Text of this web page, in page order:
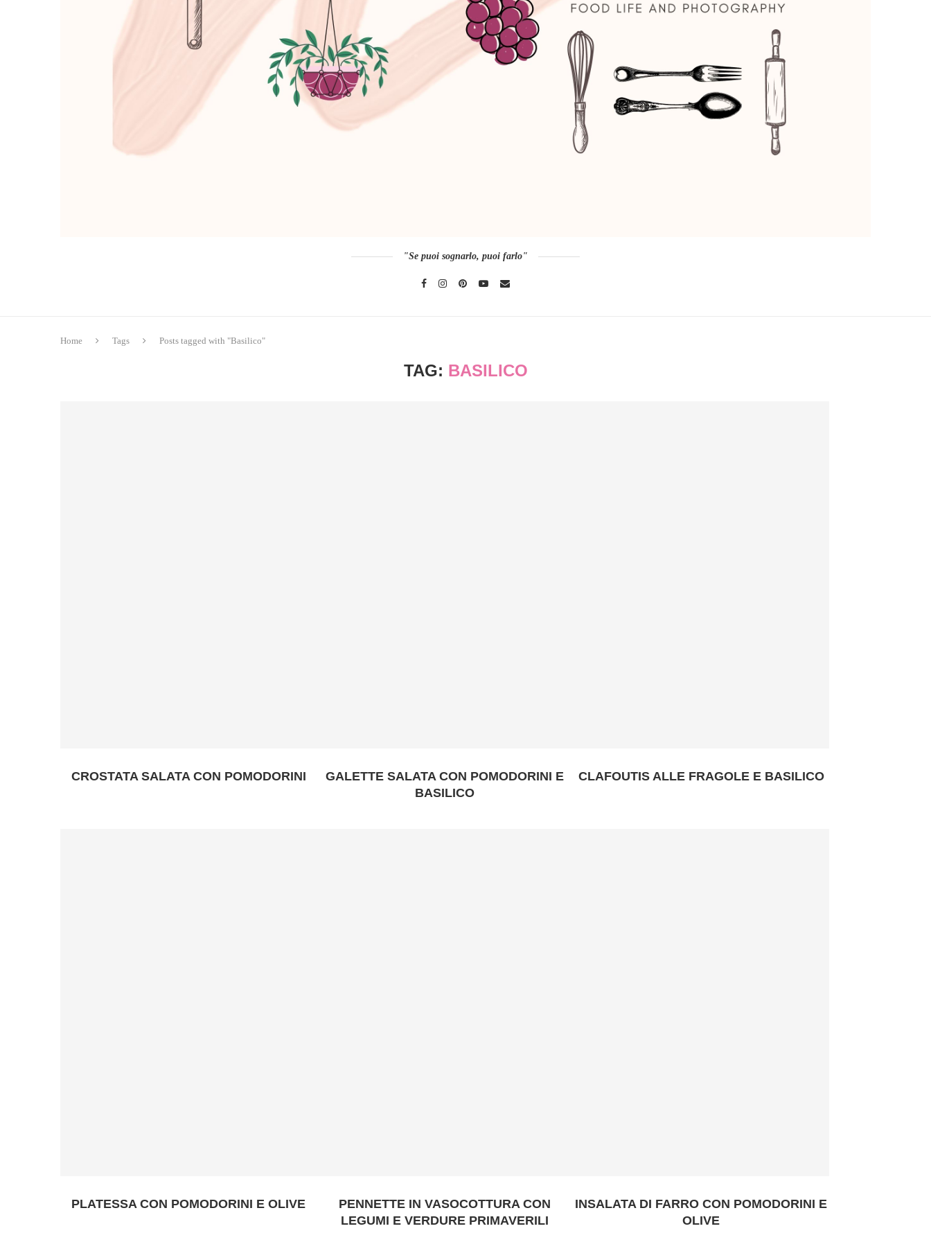
"Se puoi sognarlo, puoi farlo"
Home Tags Posts tagged with "Basilico"
TAG: BASILICO
CROSTATA SALATA CON POMODORINI
GALETTE SALATA CON POMODORINI E
BASILICO
CLAFOUTIS ALLE FRAGOLE E BASILICO
PLATESSA CON POMODORINI E OLIVE
PENNETTE IN VASOCOTTURA CON
LEGUMI E VERDURE PRIMAVERILI
INSALATA DI FARRO CON POMODORINI E
OLIVE